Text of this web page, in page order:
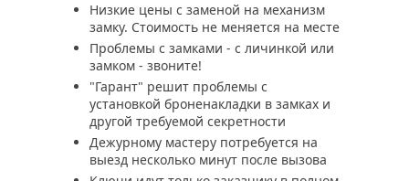
Низкие цены с заменой на механизм
замку. Стоимость не меняется на месте
Проблемы с замками - с личинкой или
замком - звоните!
"Гарант" решит проблемы с
установкой броненакладки в замках и
другой требуемой секретности
Дежурному мастеру потребуется на
выезд несколько минут после вызова